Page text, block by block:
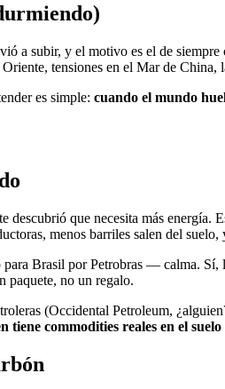
a subir, y el motivo es el de
tensiones en el Mar de
es simple: cuando el mundo
que necesita más energía.
menos barriles salen del suelo,
Brasil por Petrobras — calma.
paquete, no un regalo.
(Occidental Petroleum,
commodities reales en el